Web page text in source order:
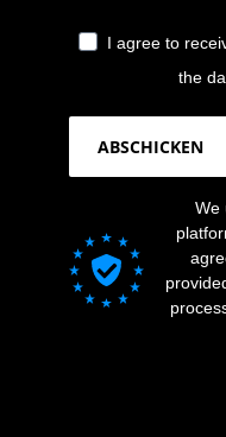
I agree to
the
ABSCHICKEN
We